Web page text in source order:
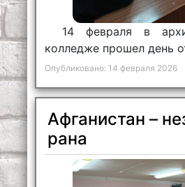
14 февраля в
колледже прошел день
Опубликовано: 14 февраля 2026
Афганистан –
рана